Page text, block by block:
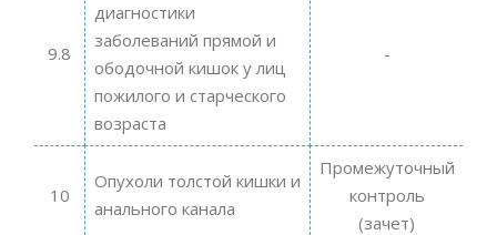
9.8
диагностики
заболеваний прямой и
ободочной кишок у лиц
пожилого и старческого
возраста
-
10
Опухоли толстой кишки и
анального канала
Промежуточный
контроль
(зачет)